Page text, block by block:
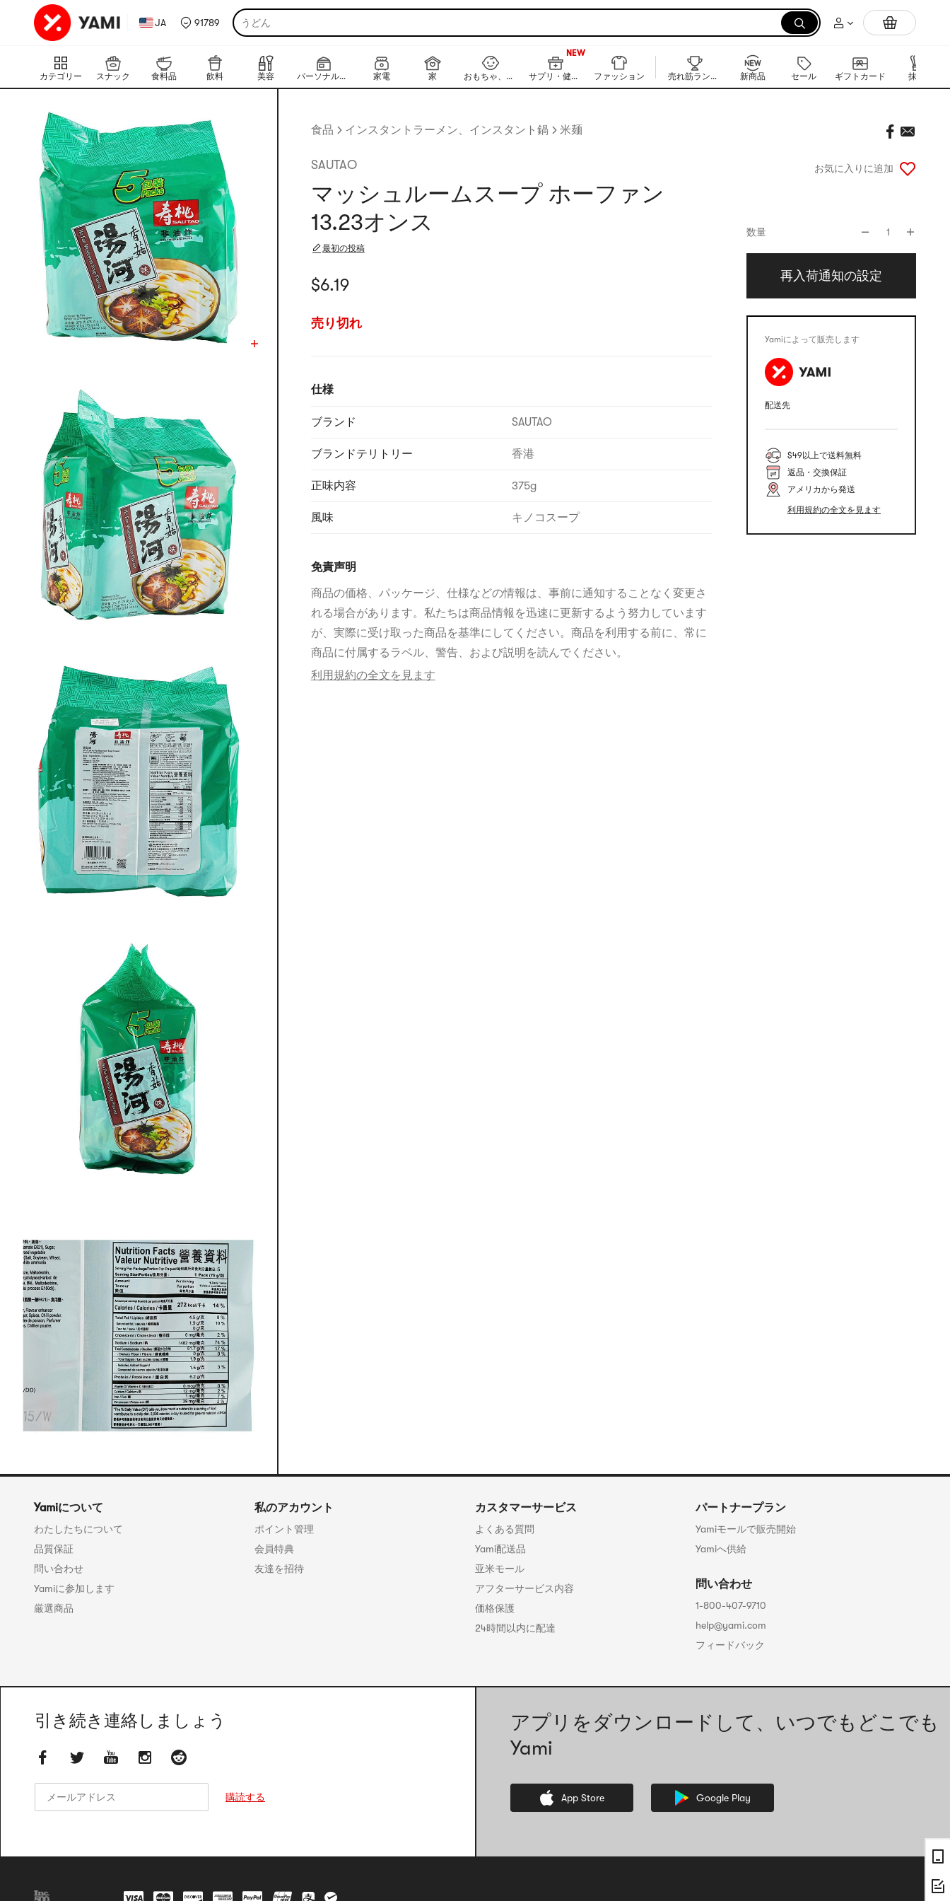
JA 91789 うどん 電気炊飯器
カテゴリー スナック 食料品 飲料 美容 パーソナルケア 家電 家 おもちゃ、キッズ、ベビー サプリ・健康食品
NEW
ファッション
売れ筋ランキング 新商品 セール ギフトカード 抹茶
食品 インスタントラーメン、インスタント鍋 米麺
SAUTAO
マッシュルームスープ ホーファン
13.23オンス
最初の投稿
現在の価格：$6.19
$6.19
売り切れ
仕様
ブランド SAUTAO
ブランドテリトリー 香港
正味内容 375g
風味 キノコスープ
免責声明
商品の価格、パッケージ、仕様などの情報は、事前に通知することなく変更さ
れる場合があります。私たちは商品情報を迅速に更新するよう努力しています
が、実際に受け取った商品を基準にしてください。商品を利用する前に、常に
商品に付属するラベル、警告、および説明を読んでください。
利用規約の全文を見ます
お気に入りに追加
数量 1
再入荷通知の設定
Yamiによって販売します
配送先
$49以上で送料無料
返品・交換保証
アメリカから発送
利用規約の全文を見ます
Yamiについて
わたしたちについて
品質保証
問い合わせ
Yamiに参加します
厳選商品
私のアカウント
ポイント管理
会員特典
友達を招待
カスタマーサービス
よくある質問
Yami配送品
亚米モール
アフターサービス内容
価格保護
24時間以内に配達
パートナープラン
Yamiモールで販売開始
Yamiへ供給
問い合わせ
1-800-407-9710
help@yami.com
フィードバック
引き続き連絡しましょう
購読する
アプリをダウンロードして、いつでもどこでも
Yami
App Store Google Play